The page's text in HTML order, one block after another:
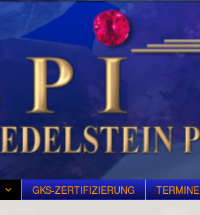
GKS-ZERTIFIZIERUNG TERMINE